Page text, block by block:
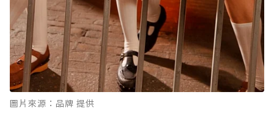
圖片來源：品牌 提供